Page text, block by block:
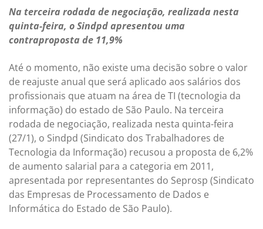
Na terceira rodada de negociação, realizada nesta
quinta-feira, o Sindpd apresentou uma
contraproposta de 11,9%
Até o momento, não existe uma decisão sobre o valor
de reajuste anual que será aplicado aos salários dos
profissionais que atuam na área de TI (tecnologia da
informação) do estado de São Paulo. Na terceira
rodada de negociação, realizada nesta quinta-feira
(27/1), o Sindpd (Sindicato dos Trabalhadores de
Tecnologia da Informação) recusou a proposta de 6,2%
de aumento salarial para a categoria em 2011,
apresentada por representantes do Seprosp (Sindicato
das Empresas de Processamento de Dados e
Informática do Estado de São Paulo).